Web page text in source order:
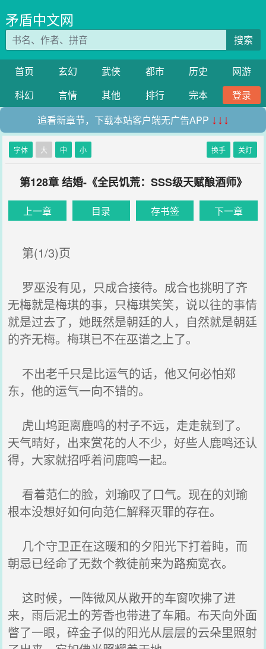
矛盾中文网
搜索
首页 玄幻 武侠 都市 历史
网游
科幻
言情 其他 排行 完本
登录
追看新章节，下载本站客户端无广告APP ↓↓↓
字体 大 中 小 换手 关灯
第128章 结婚-《全民饥荒：SSS级天赋酿酒师》
上一章 目录 存书签 下一章
第(1/3)页
罗巫没有见，只成合接待。成合也挑明了齐
无梅就是梅琪的事，只梅琪笑笑，说以往的事情
就是过去了，她既然是朝廷的人，自然就是朝廷
的齐无梅。梅琪已不在巫谱之上了。
不出老千只是比运气的话，他又何必怕郑
东，他的运气一向不错的。
虎山坞距离鹿鸣的村子不远，走走就到了。
天气晴好，出来赏花的人不少，好些人鹿鸣还认
得，大家就招呼着问鹿鸣一起。
看着范仁的脸，刘瑜叹了口气。现在的刘瑜
根本没想好如何向范仁解释灭罪的存在。
几个守卫正在这暖和的夕阳光下打着盹，而
朝忌已经命了无数个教徒前来为路痴宽衣。
这时候，一阵微风从敞开的车窗吹拂了进
来，雨后泥土的芳香也带进了车厢。布天向外面
瞥了一眼，碎金子似的阳光从层层的云朵里照射